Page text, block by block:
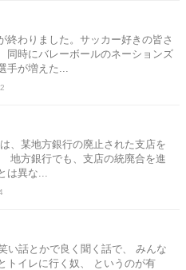
わりました。サッカー好きの皆さ
同時にバレーボールのネーションズ
手が増えた...
某地方銀行の廃止された支店を
地方銀行でも、支店の統廃合を進
は異な...
話とかで良く聞く話で、 みんな
トイレに行く奴、 というのが有